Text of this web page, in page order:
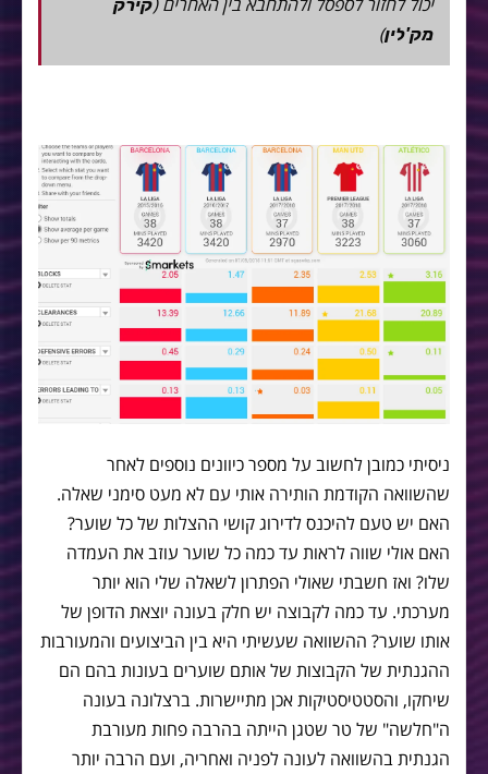
קירק
מק'לין)
ניסיתי כמובן לחשוב על מספר כיוונים נוספים לאחר
שהשוואה הקודמת הותירה אותי עם לא מעט סימני שאלה.
האם יש טעם להיכנס לדירוג קושי ההצלות של כל שוער?
האם אולי שווה לראות עד כמה כל שוער עוזב את העמדה
שלו? ואז חשבתי שאולי הפתרון לשאלה שלי הוא יותר
מערכתי. עד כמה לקבוצה יש חלק בעונה יוצאת הדופן של
אותו שוער? ההשוואה שעשיתי היא בין הביצועים והמעורבות
ההגנתית של הקבוצות של אותם שוערים בעונות בהם הם
שיחקו, והסטטיסטיקות אכן מתיישרות. ברצלונה בעונה
ה"חלשה" של טר שטגן הייתה בהרבה פחות מעורבת
הגנתית בהשוואה לעונה לפניה ואחריה, ועם הרבה יותר